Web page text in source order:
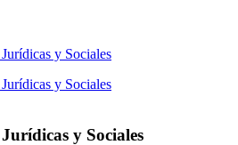
y Sociales
y Sociales
y Sociales